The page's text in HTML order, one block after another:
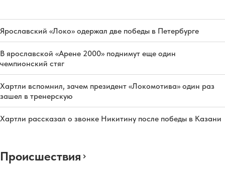
Ярославский «Локо» одержал две победы в Петербурге
В ярославской «Арене 2000» поднимут еще один
чемпионский стяг
Хартли вспомнил, зачем президент «Локомотива» один раз
зашел в тренерскую
Хартли рассказал о звонке Никитину после победы в Казани
Происшествия